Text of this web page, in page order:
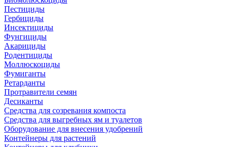
Пестициды
Гербициды
Инсектициды
Фунгициды
Акарициды
Родентициды
Моллюскоциды
Фумиганты
Ретарданты
Протравители семян
Десиканты
Средства для созревания компоста
Средства для выгребных ям и туалетов
Оборудование для внесения удобрений
Контейнеры для растений